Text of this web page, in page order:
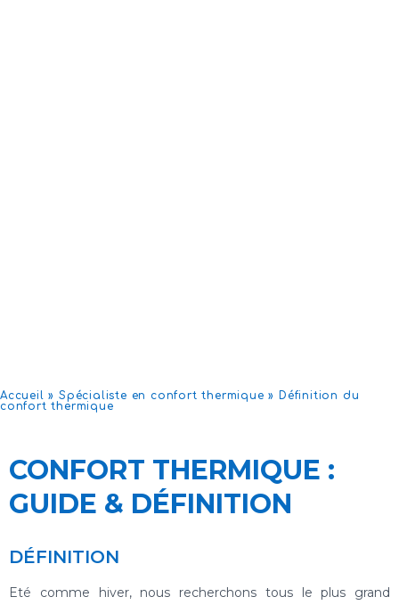
Accueil »Spécialiste en confort thermique » Définition du
confort thermique
CONFORT THERMIQUE :
GUIDE & DÉFINITION
DÉFINITION
Eté comme hiver, nous recherchons tous le plus grand